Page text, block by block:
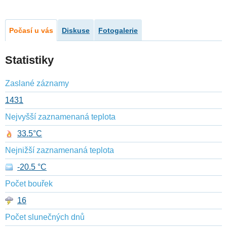
Počasí u vás Diskuse Fotogalerie
Statistiky
Zaslané záznamy
1431
Nejvyšší zaznamenaná teplota
33.5°C
Nejnižší zaznamenaná teplota
-20.5 °C
Počet bouřek
16
Počet slunečných dnů